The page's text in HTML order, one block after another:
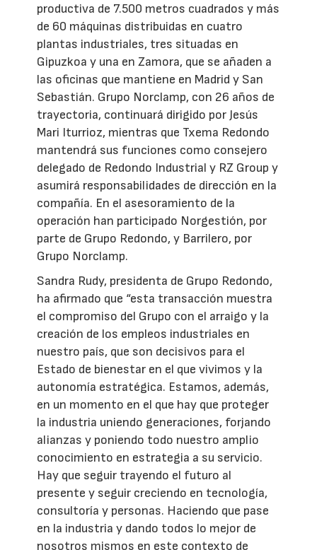
productiva de 7.500 metros cuadrados y más
de 60 máquinas distribuidas en cuatro
plantas industriales, tres situadas en
Gipuzkoa y una en Zamora, que se añaden a
las oficinas que mantiene en Madrid y San
Sebastián. Grupo Norclamp, con 26 años de
trayectoria, continuará dirigido por Jesús
Mari Iturrioz, mientras que Txema Redondo
mantendrá sus funciones como consejero
delegado de Redondo Industrial y RZ Group y
asumirá responsabilidades de dirección en la
compañía. En el asesoramiento de la
operación han participado Norgestión, por
parte de Grupo Redondo, y Barrilero, por
Grupo Norclamp.
Sandra Rudy, presidenta de Grupo Redondo,
ha afirmado que “esta transacción muestra
el compromiso del Grupo con el arraigo y la
creación de los empleos industriales en
nuestro país, que son decisivos para el
Estado de bienestar en el que vivimos y la
autonomía estratégica. Estamos, además,
en un momento en el que hay que proteger
la industria uniendo generaciones, forjando
alianzas y poniendo todo nuestro amplio
conocimiento en estrategia a su servicio.
Hay que seguir trayendo el futuro al
presente y seguir creciendo en tecnología,
consultoría y personas. Haciendo que pase
en la industria y dando todos lo mejor de
nosotros mismos en este contexto de